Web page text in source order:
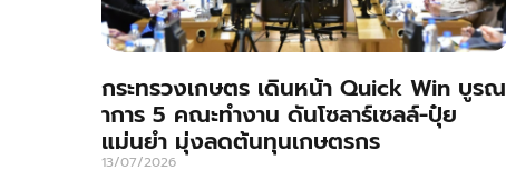
กระทรวงเกษตร เดินหน้า Quick Win บูรณ
าการ 5 คณะทำงาน ดันโซลาร์เซลล์-ปุ๋ย
แม่นยำ มุ่งลดต้นทุนเกษตรกร
13/07/2026